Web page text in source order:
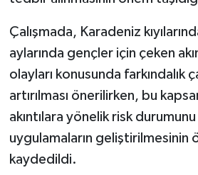
Çalışmada, Karadeniz
aylarında gençler için çeken
olayları konusunda farkındalık
artırılması önerilirken, bu
akıntılara yönelik risk
uygulamaların geliştirilmesinin
kaydedildi.